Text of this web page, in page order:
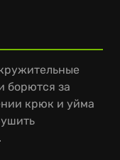
борются за
крюк и уйма